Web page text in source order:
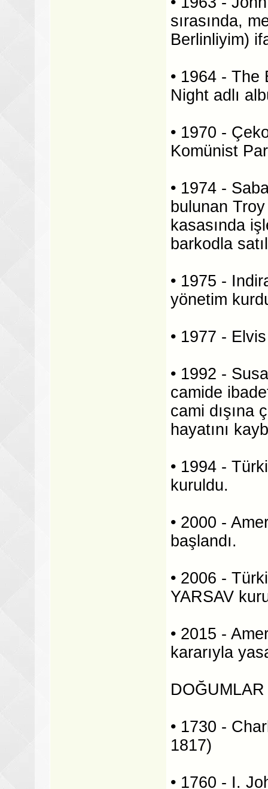
sırasında,
Berlinliyim)
• 1964 - The
Night adlı
• 1970 -
Komünist
• 1974 -
bulunan
kasasında
barkodla
• 1975 -
yönetim
• 1977 -
• 1992 -
camide
cami dışına
hayatını
• 1994 -
kuruldu.
• 2000 -
başlandı.
• 2006 -
YARSAV
• 2015 -
kararıyla
DOĞUMLAR
• 1730 -
1817)
• 1760 - I.